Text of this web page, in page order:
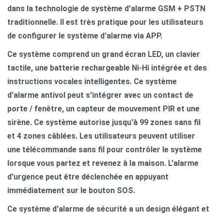
dans la technologie de système d'alarme GSM + PSTN
traditionnelle. Il est très pratique pour les utilisateurs
de configurer le système d'alarme via APP.
Ce système comprend un grand écran LED, un clavier
tactile, une batterie rechargeable Ni-Hi intégrée et des
instructions vocales intelligentes. Ce système
d'alarme antivol peut s'intégrer avec un contact de
porte / fenêtre, un capteur de mouvement PIR et une
sirène. Ce système autorise jusqu'à 99 zones sans fil
et 4 zones câblées. Les utilisateurs peuvent utiliser
une télécommande sans fil pour contrôler le système
lorsque vous partez et revenez à la maison. L'alarme
d'urgence peut être déclenchée en appuyant
immédiatement sur le bouton SOS.
Ce système d'alarme de sécurité a un design élégant et